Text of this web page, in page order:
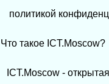
политикой
Что такое ICT.Moscow?
ICT.Moscow -